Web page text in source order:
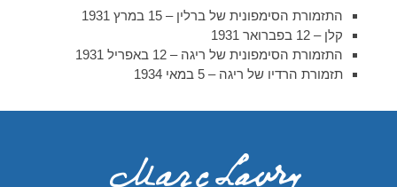
התזמורת הסימפונית של ברלין – 15 במרץ 1931
קלן – 12 בפברואר 1931
התזמורת הסימפונית של ריגה – 12 באפריל 1931
תזמורת הרדיו של ריגה – 5 במאי 1934